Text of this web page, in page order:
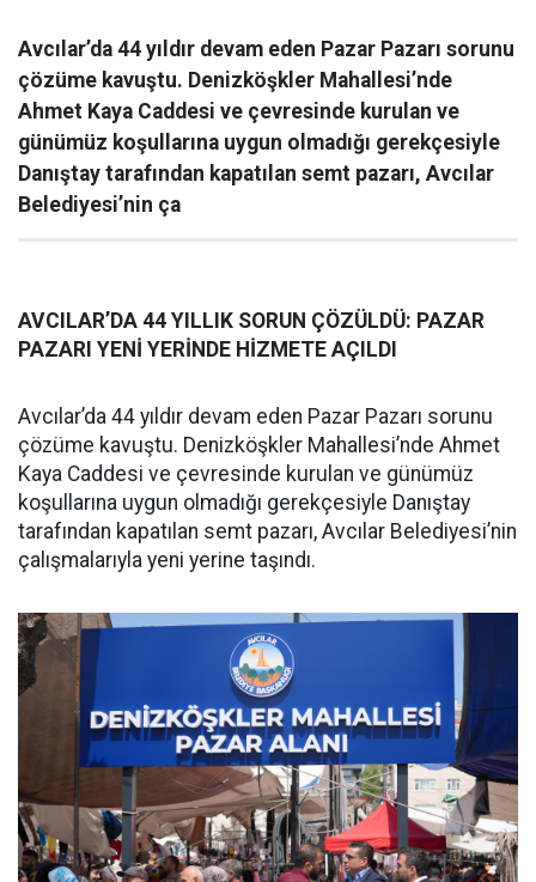
Avcılar’da 44 yıldır devam eden Pazar Pazarı sorunu
çözüme kavuştu. Denizköşkler Mahallesi’nde
Ahmet Kaya Caddesi ve çevresinde kurulan ve
günümüz koşullarına uygun olmadığı gerekçesiyle
Danıştay tarafından kapatılan semt pazarı, Avcılar
Belediyesi’nin ça
AVCILAR’DA 44 YILLIK SORUN ÇÖZÜLDÜ: PAZAR
PAZARI YENİ YERİNDE HİZMETE AÇILDI
Avcılar’da 44 yıldır devam eden Pazar Pazarı sorunu
çözüme kavuştu. Denizköşkler Mahallesi’nde Ahmet
Kaya Caddesi ve çevresinde kurulan ve günümüz
koşullarına uygun olmadığı gerekçesiyle Danıştay
tarafından kapatılan semt pazarı, Avcılar Belediyesi’nin
çalışmalarıyla yeni yerine taşındı.